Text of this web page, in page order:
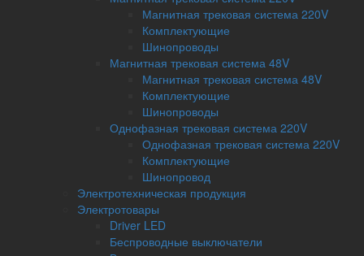
Магнитная трековая система 220V
Комплектующие
Шинопроводы
Магнитная трековая система 48V
Магнитная трековая система 48V
Комплектующие
Шинопроводы
Однофазная трековая система 220V
Однофазная трековая система 220V
Комплектующие
Шинопровод
Электротехническая продукция
Электротовары
Driver LED
Беспроводные выключатели